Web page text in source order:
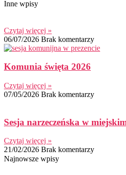
Inne wpisy
Czytaj więcej »
06/07/2026 Brak komentarzy
Komunia święta 2026
Czytaj więcej »
07/05/2026 Brak komentarzy
Sesja narzeczeńska w
Czytaj więcej »
21/02/2026 Brak komentarzy
Najnowsze wpisy